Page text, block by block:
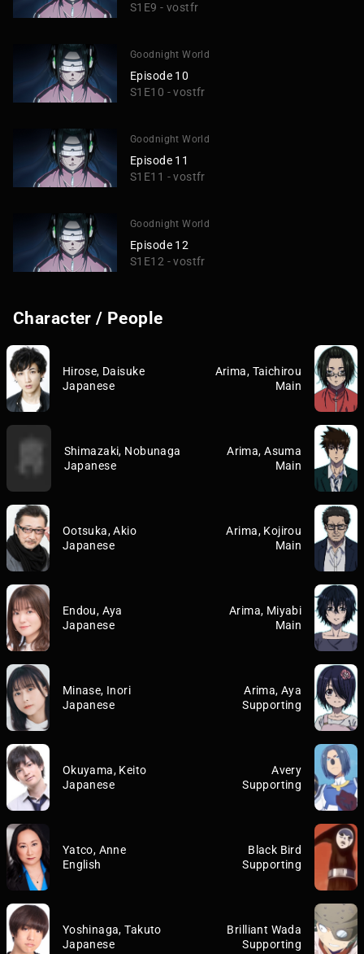
S1E9 - vostfr
Goodnight World
Episode 10
S1E10 - vostfr
Goodnight World
Episode 11
S1E11 - vostfr
Goodnight World
Episode 12
S1E12 - vostfr
Character / People
Hirose, Daisuke
Japanese
Arima, Taichirou
Main
Shimazaki, Nobunaga
Japanese
Arima, Asuma
Main
Ootsuka, Akio
Japanese
Arima, Kojirou
Main
Endou, Aya
Japanese
Arima, Miyabi
Main
Minase, Inori
Japanese
Arima, Aya
Supporting
Okuyama, Keito
Japanese
Avery
Supporting
Yatco, Anne
English
Black Bird
Supporting
Yoshinaga, Takuto
Japanese
Brilliant Wada
Supporting